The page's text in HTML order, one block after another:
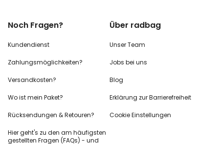
Noch Fragen?
Kundendienst
Zahlungsmöglichkeiten?
Versandkosten?
Wo ist mein Paket?
Rücksendungen & Retouren?
Hier geht's zu den am häufigsten
gestellten Fragen (FAQs) - und
Über radbag
Unser Team
Jobs bei uns
Blog
Erklärung zur Barrierefreiheit
Cookie Einstellungen